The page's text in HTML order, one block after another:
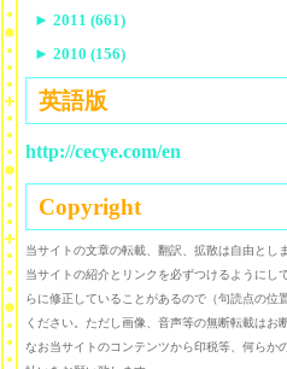
► 2011 (661)
► 2010 (156)
英語版
http://cecye.com/en
Copyright
当サイトの文章の転載、翻訳、拡散は自由とし
当サイトの紹介とリンクを必ずつけるようにし
らに修正していることがあるので（句読点の位
ください。ただし画像、音声等の無断転載はお
なお当サイトのコンテンツから印税等、何らか